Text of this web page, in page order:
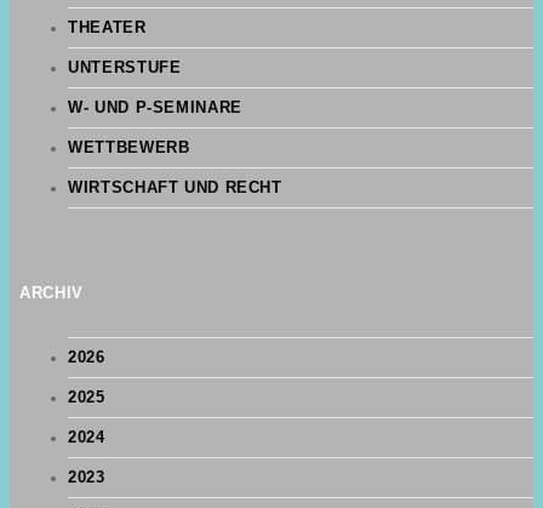
THEATER
UNTERSTUFE
W- UND P-SEMINARE
WETTBEWERB
WIRTSCHAFT UND RECHT
ARCHIV
2026
2025
2024
2023